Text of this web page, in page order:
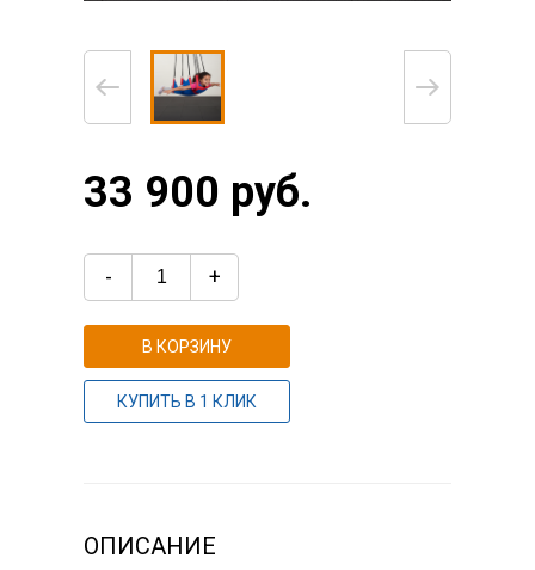
33 900 руб.
- +
В КОРЗИНУ
КУПИТЬ В 1 КЛИК
ОПИСАНИЕ